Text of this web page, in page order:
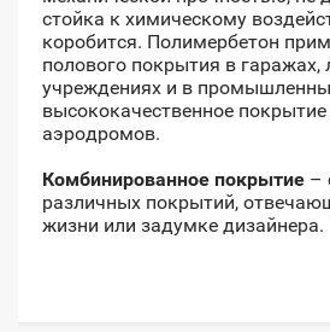
стойка к химическому
коробится. Полимербетон
полового покрытия в гаражах,
учреждениях и в
высококачественное
аэродромов.
Комбинированное покрытие –
различных покрытий,
жизни или задумке дизайнера.